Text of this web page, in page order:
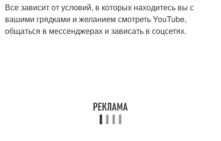
Спутниковый интернет
Все зависит от условий, в которых находитесь вы с
вашими грядками и желанием смотреть YouTube,
общаться в мессенджерах и зависать в соцсетях.